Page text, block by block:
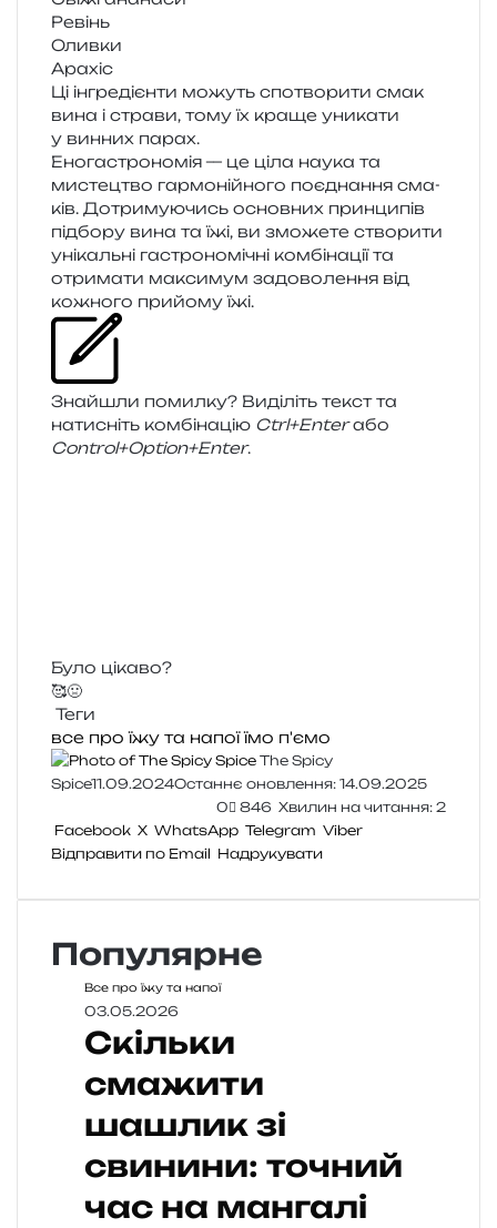
Ревінь
Оливки
Арахіс
Ці інгре­ді­єн­ти можуть спо­тво­ри­ти смак
вина і стра­ви, тому їх краще уни­ка­ти
у вин­них парах.
Еногастрономія — це ціла наука та
мисте­цтво гар­мо­ній­но­го поєд­на­н­ня сма­
ків. Дотримуючись основ­них прин­ци­пів
під­бо­ру вина та їжі, ви змо­же­те ство­ри­ти
уні­каль­ні гастро­но­мі­чні ком­бі­на­ції та
отри­ма­ти макси­мум задо­во­ле­н­ня від
кожно­го при­йо­му їжі.
Знайшли помил­ку? Виділіть текст та
нати­сніть ком­бі­на­цію Ctrl+Enterабо
Control+Option+Enter.
Було цікаво?
🥰🤢
Теги
все про їжу та напої їмо п'ємо
The Spicy
Spice11.09.2024Останнє оновлення: 14.09.2025
0
846 Хвилин на читання: 2
Facebook X WhatsApp Telegram Viber
Відправити по Email Надрукувати
Популярне
Все про їжу та напої
03.05.2026
Скільки
смажити
шашлик зі
свинини: точний
час на мангалі